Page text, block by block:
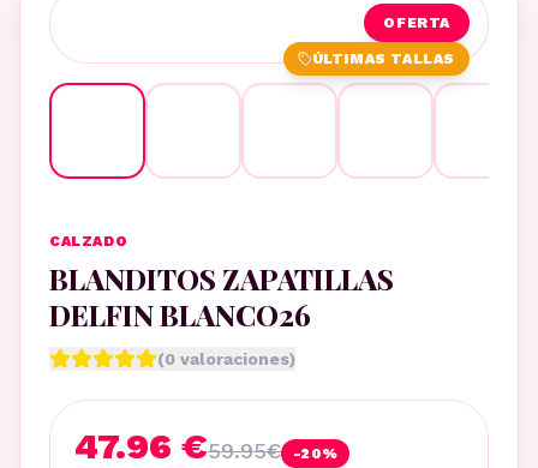
OFERTA
ÚLTIMAS TALLAS
CALZADO
BLANDITOS ZAPATILLAS
DELFIN BLANCO26
(0 valoraciones)
47.96 €59.95€ -20%